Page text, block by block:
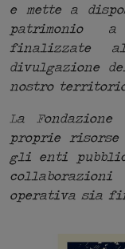
e mette a
patrimonio
finalizzate
divulgazione
nostro
La
proprie risorse
gli enti
operativa sia